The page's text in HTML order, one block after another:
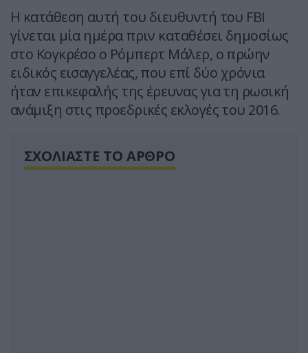
Η κατάθεση αυτή του διευθυντή του FBI
γίνεται μία ημέρα πριν καταθέσει δημοσίως
στο Κογκρέσο ο Ρόμπερτ Μάλερ, ο πρώην
ειδικός εισαγγελέας, που επί δύο χρόνια
ήταν επικεφαλής της έρευνας για τη ρωσική
ανάμιξη στις προεδρικές εκλογές του 2016.
ΣΧΟΛΙΑΣΤΕ ΤΟ ΑΡΘΡΟ